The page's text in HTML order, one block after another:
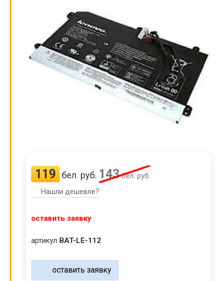
119 бел. руб. 143бел. руб.
Нашли дешевле?
оставить заявку
артикул BAT-LE-112
оставить заявку